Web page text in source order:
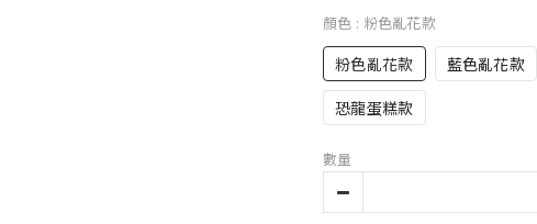
顏色 : 粉色亂花款
粉色亂花款 藍色亂花款
恐龍蛋糕款
數量